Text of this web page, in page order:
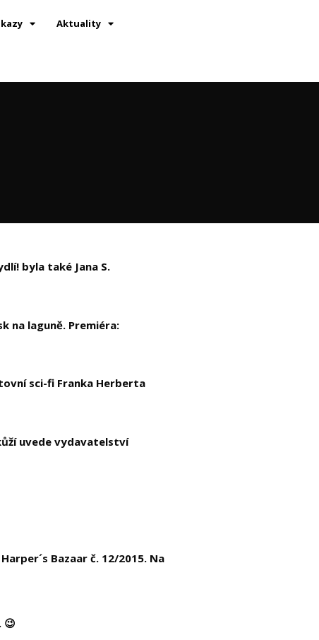
Aktuality
byla také Jana S.
na laguně. Premiéra:
sci-fi Franka Herberta
uvede vydavatelství
Bazaar č. 12/2015. Na
😉